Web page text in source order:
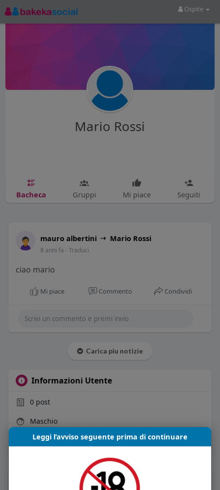
Ospite
Mario Rossi
Bacheca Gruppi Mi piace Seguiti
mauro albertini Mario Rossi
8 anni fa - Traduci
ciao mario
Mi piace Commento Condividi
Carica piu notizie
Informazioni Utente
0post
Maschio
45 anni
Vive in Italia
Leggi l’avviso seguente prima di continuare